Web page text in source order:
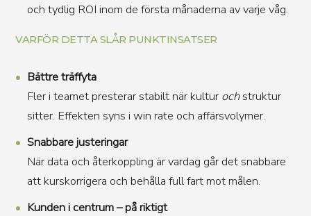
och tydlig ROI inom de första månaderna av varje våg.
VARFÖR DETTA SLÅR PUNKTINSATSER
Bättre träffyta
Fler i teamet presterar stabilt när kultur ochstruktur
sitter. Effekten syns i win rate och affärsvolymer.
Snabbare justeringar
När data och återkoppling är vardag går det snabbare
att kurskorrigera och behålla full fart mot målen.
Kunden i centrum – på riktigt